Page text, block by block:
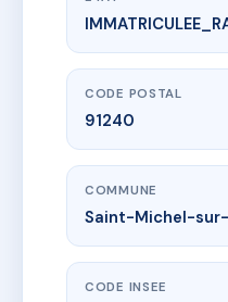
32 av de bretigny91240
CODE POSTAL
91240
COMMUNE
Saint-Michel-
CODE INSEE